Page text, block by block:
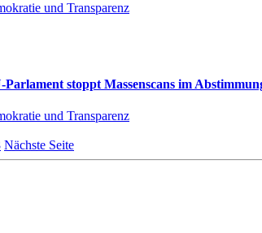
und Transparenz
stoppt Massenscans im
und Transparenz
Nächste Seite